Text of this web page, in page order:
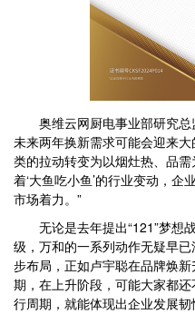
奥维云网厨电事业部研究总
未来两年换新需求可能会迎来
类的拉动转变为以烟灶热、品
着‘大鱼吃小鱼’的行业变动，
市场着力。”
无论是去年提出“121”梦想
级，万和的一系列动作无疑早
步布局，正如卢宇聪在品牌焕
期，在上升阶段，可能大家都
行周期，就能体现出企业发展韧